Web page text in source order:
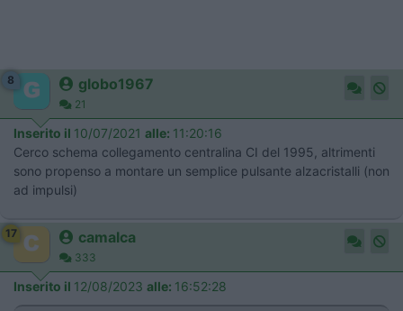
8 globo1967
21
Inserito il 10/07/2021 alle: 11:20:16
Cerco schema collegamento centralina CI del 1995, altrimenti
sono propenso a montare un semplice pulsante alzacristalli (non
ad impulsi)
17 camalca
333
Inserito il 12/08/2023 alle: 16:52:28